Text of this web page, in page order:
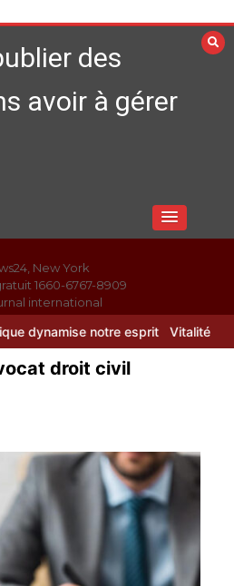
des
avoir à gérer
New York
1660-6767-8909
international
esprit Vitalité au quotidien :
droit civil
bienfaits du sport : comment
physique dynamise notre
10 minutes